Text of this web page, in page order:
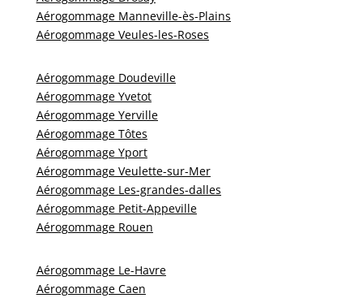
Aérogommage Manneville-ès-Plains
Aérogommage Veules-les-Roses
Aérogommage Doudeville
Aérogommage Yvetot
Aérogommage Yerville
Aérogommage Tôtes
Aérogommage Yport
Aérogommage Veulette-sur-Mer
Aérogommage Les-grandes-dalles
Aérogommage Petit-Appeville
Aérogommage Rouen
Aérogommage Le-Havre
Aérogommage Caen